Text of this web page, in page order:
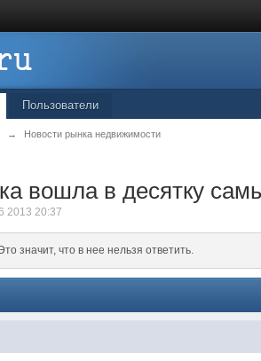
Пользователи
→ Новости рынка недвижимости
вошла в десятку
2013 20:37
значит, что в нее нельзя ответить.